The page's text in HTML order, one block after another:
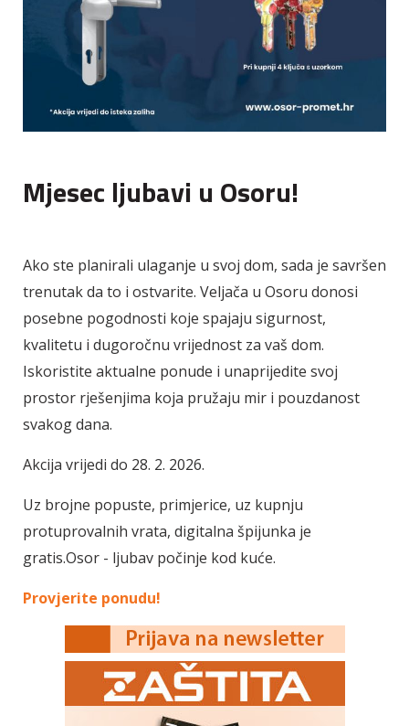
Mjesec ljubavi u Osoru!
Ako ste planirali ulaganje u svoj dom, sada je savršen
trenutak da to i ostvarite. Veljača u Osoru donosi
posebne pogodnosti koje spajaju sigurnost,
kvalitetu i dugoročnu vrijednost za vaš dom.
Iskoristite aktualne ponude i unaprijedite svoj
prostor rješenjima koja pružaju mir i pouzdanost
svakog dana.
Akcija vrijedi do 28. 2. 2026.
Uz brojne popuste, primjerice, uz kupnju
protuprovalnih vrata, digitalna špijunka je
gratis.Osor - ljubav počinje kod kuće.
Provjerite ponudu!